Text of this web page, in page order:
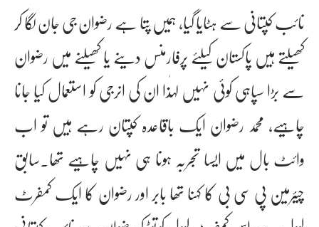
نائب کپتانی سے ہٹایا گیا، ہمیں پتا ہے رضوان جی جان لگا کر
کھیلتے ہیں پاکستان کیلئے پرفارمنس دینے یا کھیلنے میں رضوان
سے بڑا سپاہی کوئی نہیں لہٰذا ان کی انرجی کو استعمال کیا جانا
چاہیے، محمد رضوان ایک باقاعدہ کپتان رہے ہیں تو اب
وائٹ بال میں ایسا تجربہ ہونا ہی نہیں چاہیے تھا۔سابق
چیئرمین پی سی بی کا کہنا تھا بابر اور رضوان کا ایک کمفرٹ